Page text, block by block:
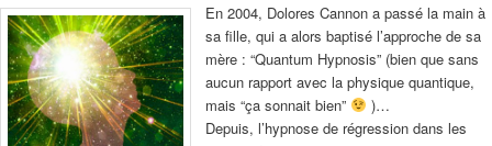
En 2004, Dolores Cannon a passé la main à
sa fille, qui a alors baptisé l’approche de sa
mère : “Quantum Hypnosis” (bien que sans
aucun rapport avec la physique quantique,
mais “ça sonnait bien”
)…
Depuis, l’hypnose de régression dans les